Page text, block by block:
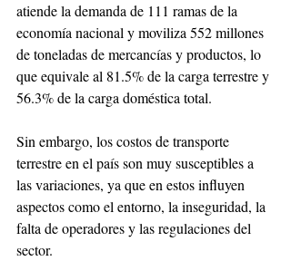
atiende la demanda de 111 ramas de la
economía nacional y moviliza 552 millones
de toneladas de mercancías y productos, lo
que equivale al 81.5% de la carga terrestre y
56.3% de la carga doméstica total.
Sin embargo, los costos de transporte
terrestre en el país son muy susceptibles a
las variaciones, ya que en estos influyen
aspectos como el entorno, la inseguridad, la
falta de operadores y las regulaciones del
sector.